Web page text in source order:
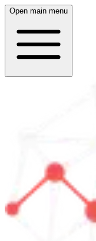
Open main menu